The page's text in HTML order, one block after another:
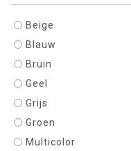
Beige
Blauw
Bruin
Geel
Grijs
Groen
Multicolor